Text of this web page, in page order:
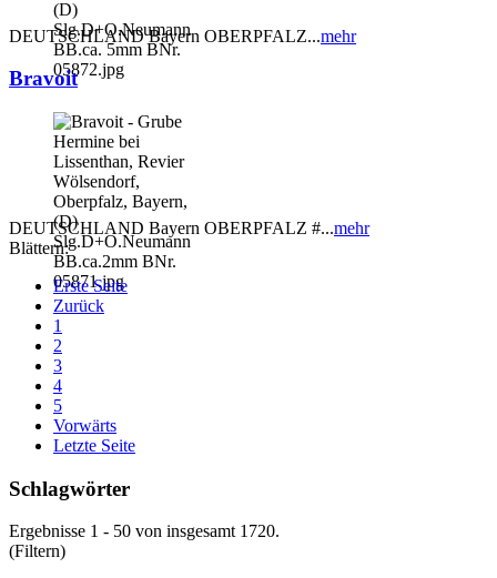
DEUTSCHLAND Bayern OBERPFALZ...mehr
Bravoit
DEUTSCHLAND Bayern OBERPFALZ #...mehr
Blättern:
Erste Seite
Zurück
1
2
3
4
5
Vorwärts
Letzte Seite
Schlagwörter
Ergebnisse 1 - 50 von insgesamt 1720.
(Filtern)